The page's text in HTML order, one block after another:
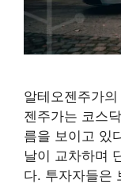
알테오젠주가
젠주가는 코스
름을 보이고 있
날이 교차하며
다. 투자자들은